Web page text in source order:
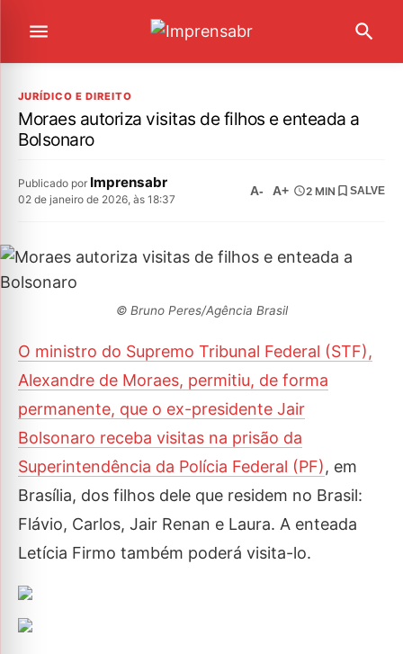
JURÍDICO E DIREITO
Moraes autoriza visitas de filhos e enteada a
Bolsonaro
Publicado por Imprensabr
02 de janeiro de 2026, às 18:37
A- A+ 2 MIN SALVE
© Bruno Peres/Agência Brasil
O ministro do Supremo Tribunal Federal (STF),
Alexandre de Moraes, permitiu, de forma
permanente, que o ex-presidente Jair
Bolsonaro receba visitas na prisão da
Superintendência da Polícia Federal (PF), em
Brasília, dos filhos dele que residem no Brasil:
Flávio, Carlos, Jair Renan e Laura. A enteada
Letícia Firmo também poderá visita-lo.